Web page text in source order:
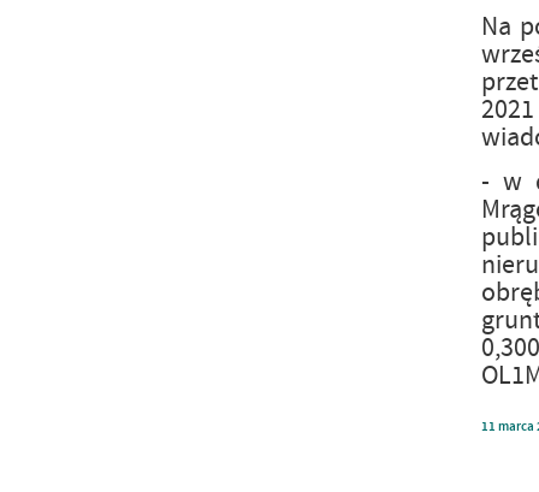
Na
- w
11 marca